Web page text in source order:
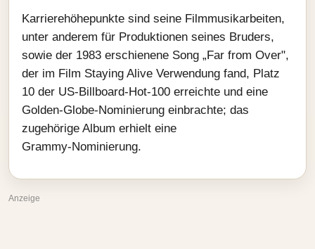
Karrierehöhepunkte sind seine Filmmusikarbeiten,
unter anderem für Produktionen seines Bruders,
sowie der 1983 erschienene Song „Far from Over",
der im Film Staying Alive Verwendung fand, Platz
10 der US‑Billboard‑Hot‑100 erreichte und eine
Golden‑Globe‑Nominierung einbrachte; das
zugehörige Album erhielt eine
Grammy‑Nominierung.
Anzeige